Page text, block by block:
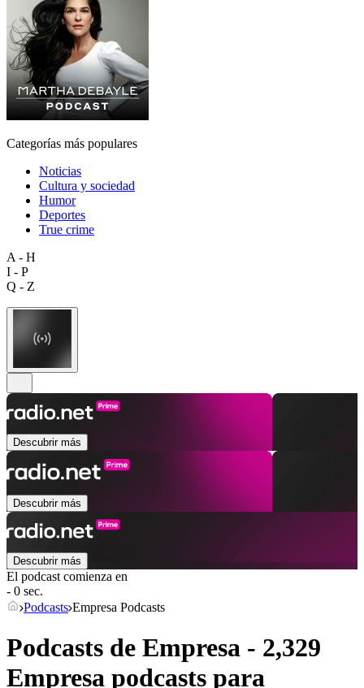
Categorías más populares
Noticias
Cultura y sociedad
Humor
Deportes
True crime
A - H
I - P
Q - Z
Descubrir más
Descubrir más
Descubrir más
El podcast comienza en
- 0 sec.
Podcasts Empresa Podcasts
Podcasts de Empresa - 2,329
Empresa podcasts para